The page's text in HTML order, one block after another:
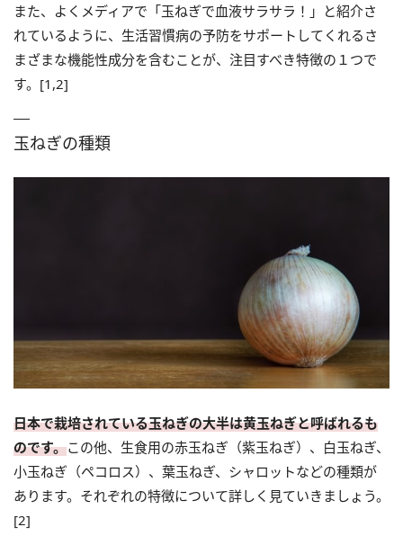
また、よくメディアで「玉ねぎで血液サラサラ！」と紹介さ
れているように、生活習慣病の予防をサポートしてくれるさ
まざまな機能性成分を含むことが、注目すべき特徴の１つで
す。[1,2]
玉ねぎの種類
日本で栽培されている玉ねぎの大半は黄玉ねぎと呼ばれるも
のです。この他、生食用の赤玉ねぎ（紫玉ねぎ）、白玉ねぎ、
小玉ねぎ（ペコロス）、葉玉ねぎ、シャロットなどの種類が
あります。それぞれの特徴について詳しく見ていきましょう。
[2]